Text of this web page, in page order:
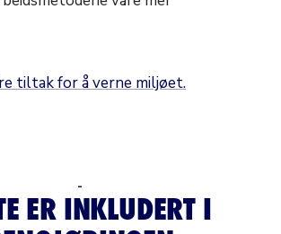
tiltak for å verne miljøet.
-
ER INKLUDERT I